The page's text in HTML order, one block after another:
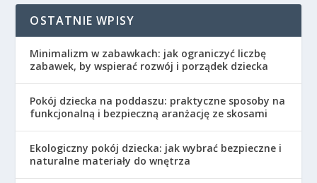
OSTATNIE WPISY
Minimalizm w zabawkach: jak ograniczyć liczbę
zabawek, by wspierać rozwój i porządek dziecka
Pokój dziecka na poddaszu: praktyczne sposoby na
funkcjonalną i bezpieczną aranżację ze skosami
Ekologiczny pokój dziecka: jak wybrać bezpieczne i
naturalne materiały do wnętrza